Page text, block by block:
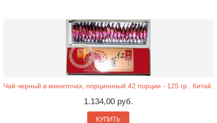
Чай черный в миниточах, порционный 42 порции - 125 гр.. Китай.
1.134,00 руб.
КУПИТЬ